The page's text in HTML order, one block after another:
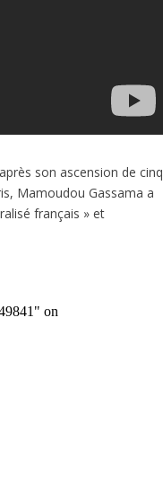
son ascension de cinq
Mamoudou Gassama a
français » et